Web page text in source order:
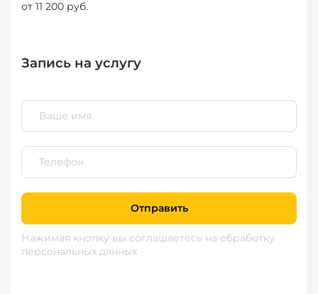
от 11 200 руб.
Запись на услугу
Отправить
Нажимая кнопку вы соглашаетесь на обработку
персональных данных